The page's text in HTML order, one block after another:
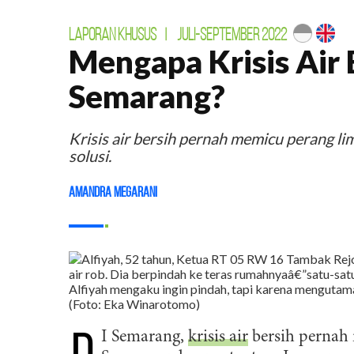
LAPORAN KHUSUS JULI-SEPTEMBER 2022
Mengapa Krisis Air
Semarang?
Krisis air bersih pernah memicu perang
solusi.
Amandra Megarani
I Semarang, krisis air bersih